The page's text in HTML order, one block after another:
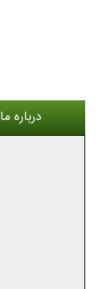
درباره ما